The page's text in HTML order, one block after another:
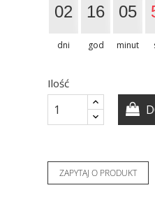
02
dni
16
god
05
minut
Ilość
ZAPYTAJ O PRODUKT